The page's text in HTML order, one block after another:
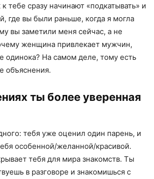
к тебе сразу начинают «подкатывать» и
где вы были раньше, когда я могла
вы заметили меня сейчас, а не
женщина привлекает мужчин,
одинока? На самом деле, тому есть
объяснения.
ты более уверенная
тебя уже оценил один парень, и
особенной/желанной/красивой.
тебя для мира знакомств. Ты
в разговоре и знакомишься с